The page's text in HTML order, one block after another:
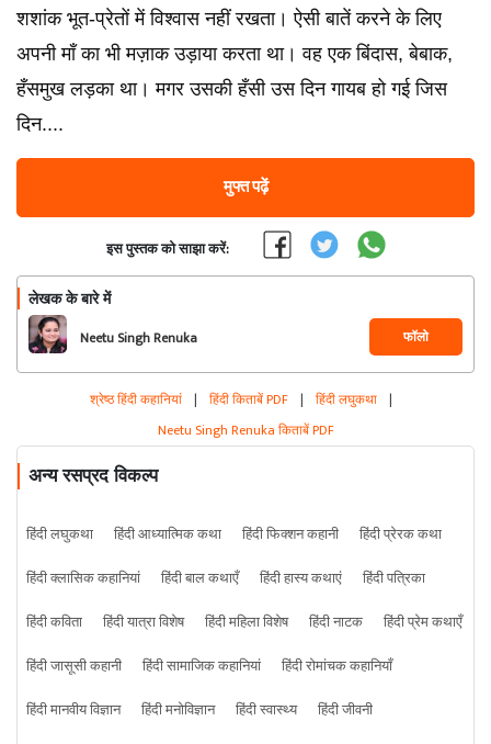
शशांक भूत-प्रेतों में विश्वास नहीं रखता। ऐसी बातें करने के लिए
अपनी माँ का भी मज़ाक उड़ाया करता था। वह एक बिंदास, बेबाक,
हँसमुख लड़का था। मगर उसकी हँसी उस दिन गायब हो गई जिस
दिन....
मुफ्त पढ़ें
इस पुस्तक को साझा करें:
लेखक के बारे में
Neetu Singh Renuka फॉलो
श्रेष्ठ हिंदी कहानियां | हिंदी किताबें PDF | हिंदी लघुकथा |
Neetu Singh Renuka किताबें PDF
अन्य रसप्रद विकल्प
हिंदी लघुकथा हिंदी आध्यात्मिक कथा हिंदी फिक्शन कहानी
हिंदी प्रेरक कथा
हिंदी क्लासिक कहानियां
हिंदी बाल कथाएँ हिंदी हास्य कथाएं
हिंदी पत्रिका
हिंदी कविता
हिंदी यात्रा विशेष हिंदी महिला विशेष हिंदी नाटक
हिंदी प्रेम कथाएँ
हिंदी जासूसी कहानी
हिंदी सामाजिक कहानियां
हिंदी रोमांचक कहानियाँ
हिंदी मानवीय विज्ञान
हिंदी मनोविज्ञान हिंदी स्वास्थ्य
हिंदी जीवनी